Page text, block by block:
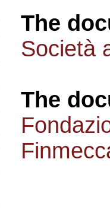
The
Società
The